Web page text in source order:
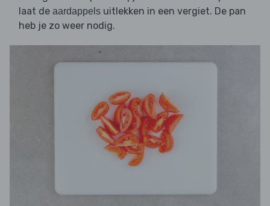
laat de aardappels uitlekken in een vergiet. De pan
heb je zo weer nodig.